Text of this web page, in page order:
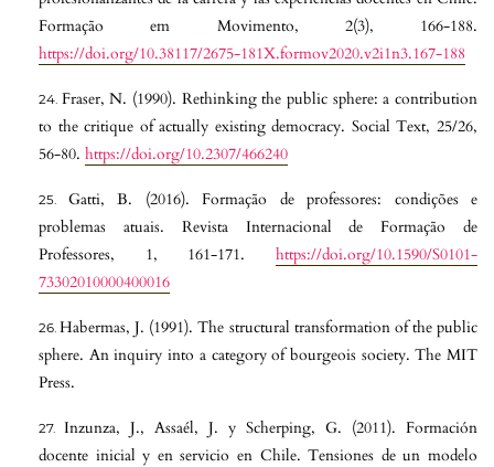
Formação em Movimento, 2(3), 166-188.
https://doi.org/10.38117/2675-181X.formov2020.v2i1n3.167-188
Fraser, N. (1990). Rethinking the public sphere: a contribution
to the critique of actually existing democracy. Social Text, 25/26,
56-80. https://doi.org/10.2307/466240
Gatti, B. (2016). Formação de professores: condições e
problemas atuais. Revista Internacional de Formação de
Professores, 1, 161-171. https://doi.org/10.1590/S0101-
73302010000400016
Habermas, J. (1991). The structural transformation of the public
sphere. An inquiry into a category of bourgeois society. The MIT
Press.
Inzunza, J., Assaél, J. y Scherping, G. (2011). Formación
docente inicial y en servicio en Chile. Tensiones de un modelo